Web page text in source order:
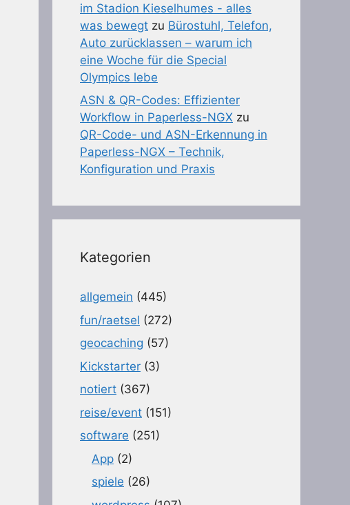
im Stadion Kieselhumes - alles
was bewegt zu Bürostuhl, Telefon,
Auto zurücklassen – warum ich
eine Woche für die Special
Olympics lebe
ASN & QR-Codes: Effizienter
Workflow in Paperless-NGX zu
QR-Code- und ASN-Erkennung in
Paperless-NGX – Technik,
Konfiguration und Praxis
Kategorien
allgemein (445)
fun/raetsel (272)
geocaching (57)
Kickstarter (3)
notiert (367)
reise/event (151)
software (251)
App (2)
spiele (26)